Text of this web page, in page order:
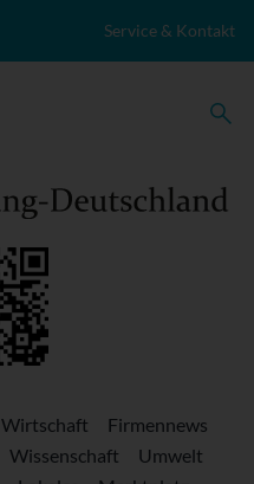
Service & Kontakt
Wirtschaft
Firmennews
Wissenschaft
Umwelt